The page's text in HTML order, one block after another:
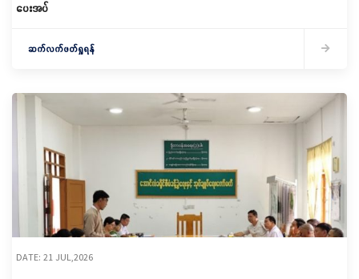
ပေးအပ်
ဆက်လက်ဖတ်ရှုရန်
DATE: 21 JUL,2026